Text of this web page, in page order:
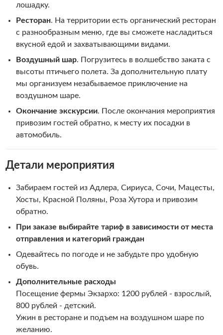
лошадку.
Ресторан. На территории есть органический ресторан
с разнообразным меню, где вы сможете насладиться
вкусной едой и захватывающими видами.
Воздушный шар. Погрузитесь в волшебство заката с
высоты птичьего полета. За дополнительную плату
мы организуем незабываемое приключение на
воздушном шаре.
Окончание экскурсии. После окончания мероприятия
привозим гостей обратно, к месту их посадки в
автомобиль.
Детали мероприятия
Забираем гостей из Адлера, Сириуса, Сочи, Мацесты,
Хосты, Красной Поляны, Роза Хутора и привозим
обратно.
При заказе выбирайте тариф в зависимости от места
отправления и категорий граждан
Одевайтесь по погоде и не забудьте про удобную
обувь.
Дополнительные расходы
Посещение фермы Экзархо: 1200 рублей - взрослый,
800 рублей - детский.
Ужин в ресторане и подъем на воздушном шаре по
желанию.